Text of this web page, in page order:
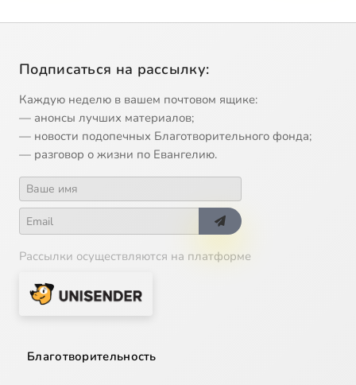
Подписаться на рассылку:
Каждую неделю в вашем почтовом ящике:
— анонсы лучших материалов;
— новости подопечных Благотворительного фонда;
— разговор о жизни по Евангелию.
Рассылки осуществляются на платформе
Благотворительность